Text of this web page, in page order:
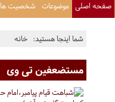
صفحه اصلی موضوعات شخصیت ها
شما اینجا هستید: خانه
مستضعفین تی وی